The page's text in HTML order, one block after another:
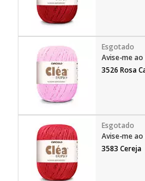
Avise-me
3526 Rosa
Avise-me
3583 Cereja